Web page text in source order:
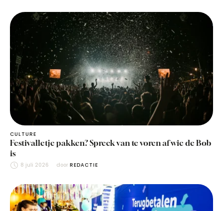
CULTURE
Festivalletje pakken? Spreek van te voren af wie de Bob
is
8 juli 2026 door REDACTIE